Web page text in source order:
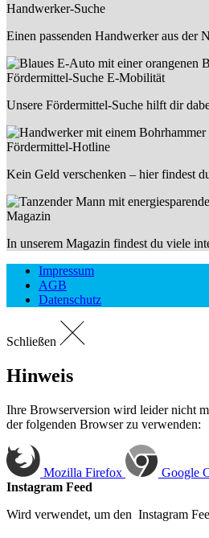
Handwerker-Suche
Einen passenden Handwerker aus der
Fördermittel-Suche E-Mobilität
Unsere Fördermittel-Suche hilft dir
Fördermittel-Hotline
Kein Geld verschenken – hier findest
Magazin
In unserem Magazin findest du viele
Impressum
AGB
Datenschutz
Schließen
Hinweis
Ihre Browserversion wird leider nicht
der folgenden Browser zu verwenden:
Mozilla Firefox Google
Instagram Feed
Wird verwendet, um den Instagram